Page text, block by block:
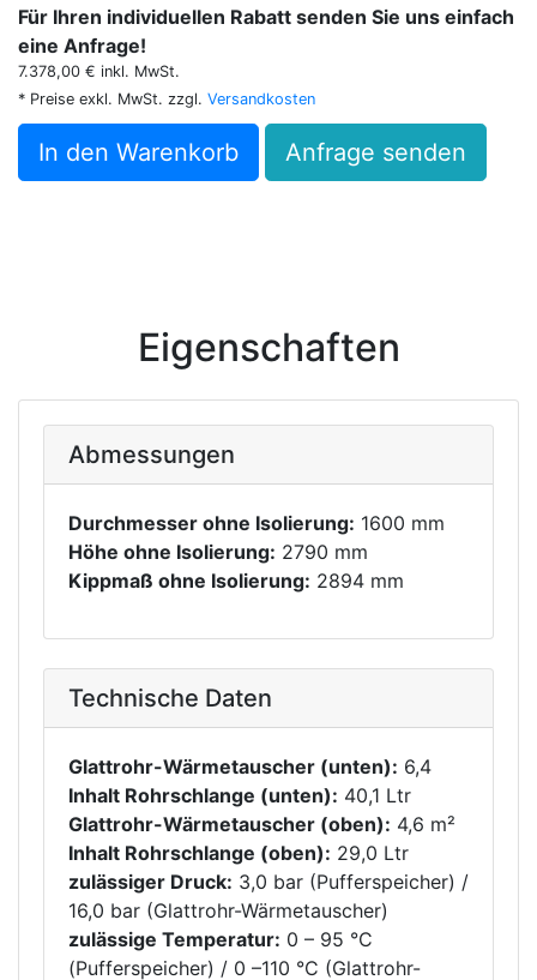
Für Ihren individuellen Rabatt senden Sie uns einfach
eine Anfrage!
7.378,00 € inkl. MwSt.
* Preise exkl. MwSt. zzgl. Versandkosten
In den Warenkorb Anfrage senden
Eigenschaften
Abmessungen
Durchmesser ohne Isolierung: 1600 mm
Höhe ohne Isolierung: 2790 mm
Kippmaß ohne Isolierung: 2894 mm
Technische Daten
Glattrohr-Wärmetauscher (unten): 6,4
Inhalt Rohrschlange (unten): 40,1 Ltr
Glattrohr-Wärmetauscher (oben): 4,6 m²
Inhalt Rohrschlange (oben): 29,0 Ltr
zulässiger Druck: 3,0 bar (Pufferspeicher) /
16,0 bar (Glattrohr-Wärmetauscher)
zulässige Temperatur: 0 – 95 °C
(Pufferspeicher) / 0 –110 °C (Glattrohr-